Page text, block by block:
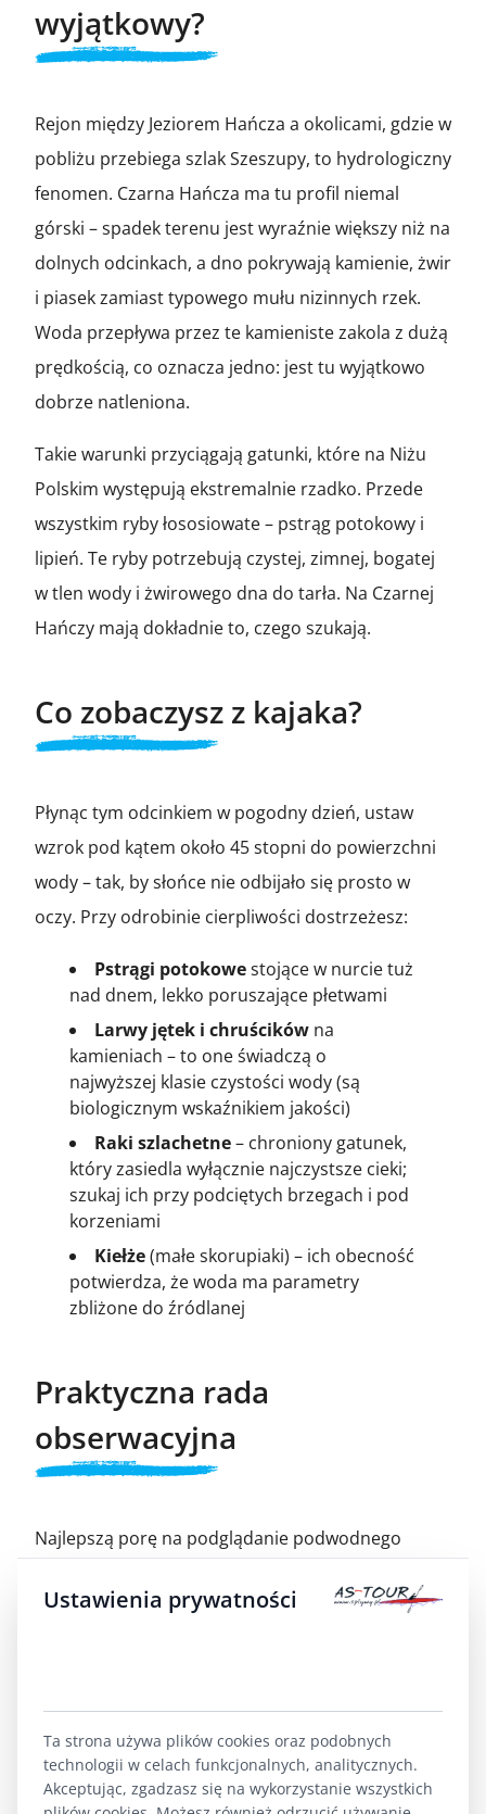
wyjątkowy?
Rejon między Jeziorem Hańcza a okolicami, gdzie w
pobliżu przebiega szlak Szeszupy, to hydrologiczny
fenomen. Czarna Hańcza ma tu profil niemal
górski – spadek terenu jest wyraźnie większy niż na
dolnych odcinkach, a dno pokrywają kamienie, żwir
i piasek zamiast typowego mułu nizinnych rzek.
Woda przepływa przez te kamieniste zakola z dużą
prędkością, co oznacza jedno: jest tu wyjątkowo
dobrze natleniona.
Takie warunki przyciągają gatunki, które na Niżu
Polskim występują ekstremalnie rzadko. Przede
wszystkim ryby łososiowate – pstrąg potokowy i
lipień. Te ryby potrzebują czystej, zimnej, bogatej
w tlen wody i żwirowego dna do tarła. Na Czarnej
Hańczy mają dokładnie to, czego szukają.
Co zobaczysz z kajaka?
Płynąc tym odcinkiem w pogodny dzień, ustaw
wzrok pod kątem około 45 stopni do powierzchni
wody – tak, by słońce nie odbijało się prosto w
oczy. Przy odrobinie cierpliwości dostrzeżesz:
Pstrągi potokowestojące w nurcie tuż
nad dnem, lekko poruszające płetwami
Larwy jętek i chruścików na
kamieniach – to one świadczą o
najwyższej klasie czystości wody (są
biologicznym wskaźnikiem jakości)
Raki szlachetne– chroniony gatunek,
który zasiedla wyłącznie najczystsze cieki;
szukaj ich przy podciętych brzegach i pod
korzeniami
Kiełże(małe skorupiaki) – ich obecność
potwierdza, że woda ma parametry
zbliżone do źródlanej
Praktyczna rada
obserwacyjna
Najlepszą porę na podglądanie podwodnego
jest jeszcze nisko i oświetla dno pod ostrym kątem.
zatrzymasz kajak w płytkim, kamienistym zakolu i
po prostu poczekasz 2–3 minuty bez ruchu, życie
wokół Ciebie „odmrozi się" – pstrągi wrócą na
Ustawienia prywatności
Ta strona używa plików cookies oraz podobnych
technologii w celach funkcjonalnych, analitycznych.
Akceptując, zgadzasz się na wykorzystanie wszystkich